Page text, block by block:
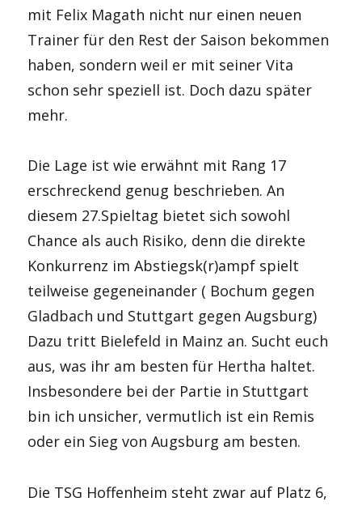
mit Felix Magath nicht nur einen neuen
Trainer für den Rest der Saison bekommen
haben, sondern weil er mit seiner Vita
schon sehr speziell ist. Doch dazu später
mehr.
Die Lage ist wie erwähnt mit Rang 17
erschreckend genug beschrieben. An
diesem 27.Spieltag bietet sich sowohl
Chance als auch Risiko, denn die direkte
Konkurrenz im Abstiegsk(r)ampf spielt
teilweise gegeneinander ( Bochum gegen
Gladbach und Stuttgart gegen Augsburg)
Dazu tritt Bielefeld in Mainz an. Sucht euch
aus, was ihr am besten für Hertha haltet.
Insbesondere bei der Partie in Stuttgart
bin ich unsicher, vermutlich ist ein Remis
oder ein Sieg von Augsburg am besten.
Die TSG Hoffenheim steht zwar auf Platz 6,